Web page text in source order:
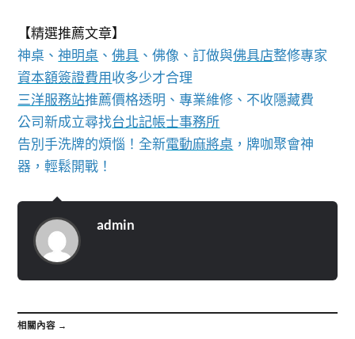
【精選推薦文章】
神桌、神明桌 、佛具 、佛像、訂做與佛具店整修專家
資本額簽證費用收多少才合理
三洋服務站推薦價格透明、專業維修、不收隱藏費
公司新成立尋找台北記帳士事務所
告別手洗牌的煩惱！全新電動麻將桌 ，牌咖聚會神
器，輕鬆開戰！
admin
相關內容 →